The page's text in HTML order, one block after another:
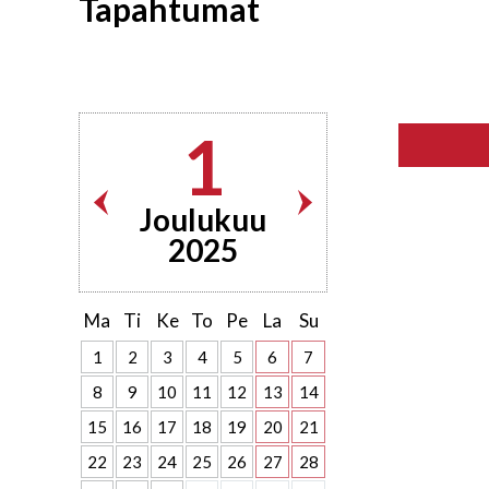
Tapahtumat
1
Joulukuu
2025
Ma Ti Ke To Pe La Su
1 2 3 4 5 6
7
8
9 10 11 12 13
14
15
16 17 18 19 20
21
22
23 24 25 26 27
28